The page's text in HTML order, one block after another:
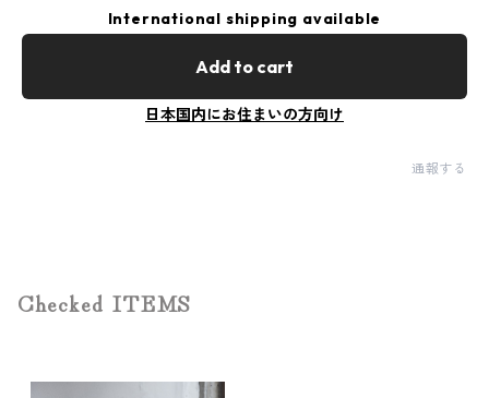
International shipping available
Add to cart
日本国内にお住まいの方向け
通報する
Checked ITEMS